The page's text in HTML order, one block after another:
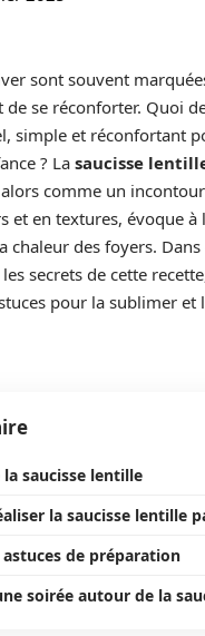
sont souvent
de se réconforter. Quoi
simple et réconfortant
? La saucisse
comme un
et en textures, évoque à
chaleur des foyers.
secrets de cette
pour la sublimer et
la saucisse lentille
la saucisse lentille
de préparation
soirée autour de la